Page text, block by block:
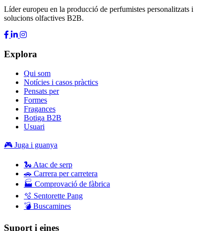
Líder europeu en la producció de perfumistes personalitzats i
solucions olfactives B2B.
Explora
Qui som
Notícies i casos pràctics
Pensats per
Formes
Fragances
Botiga B2B
Usuari
🎮 Juga i guanya
🐍 Atac de serp
🚗 Carrera per carretera
🏭 Comprovació de fàbrica
🫧 Sentorette Pang
💣 Buscamines
Suport i eines